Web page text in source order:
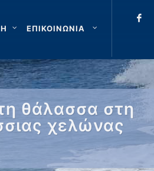
ΕΠΙΚΟΙΝΩΝΙΑ
θάλασσα στη
χελώνας